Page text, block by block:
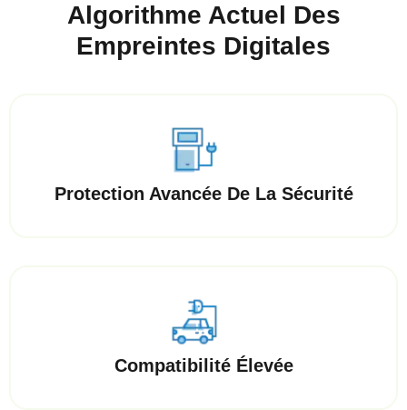
Algorithme Actuel Des
Empreintes Digitales
Protection Avancée De La Sécurité
Compatibilité Élevée